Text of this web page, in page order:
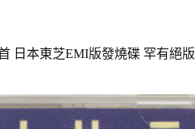
日本東芝EMI版發燒碟 罕有絕版